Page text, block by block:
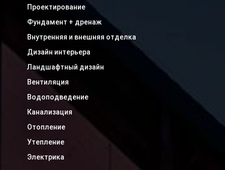
Проектирование
Фундамент + дренаж
Внутренняя и внешняя отделка
Дизайн интерьера
Ландшафтный дизайн
Вентиляция
Водоподведение
Канализация
Отопление
Утепление
Электрика